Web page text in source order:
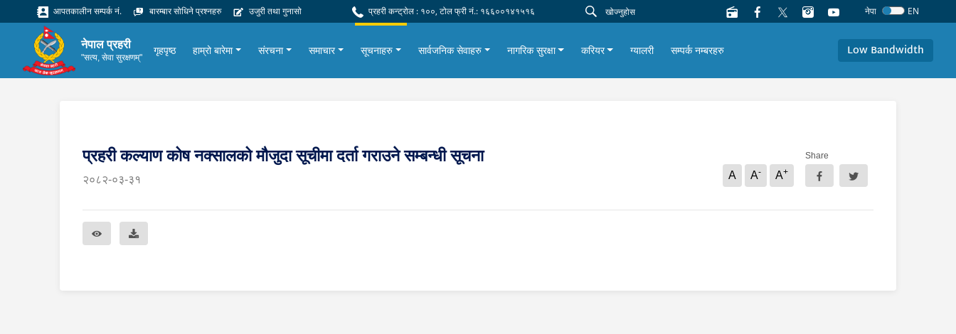
आपतकालीन सम्पर्क नं. बारम्बार सोधिने प्रश्नहरु उजुरी तथा गुनासो प्रहरी कन्ट्रोल : १००, टोल फ्री नं.: १६६००१४१५१६ नेपा EN
नेपाल प्रहरी
"सत्य, सेवा सुरक्षणम्"
गृहपृष्ठ हाम्रो बारेमा संरचना समाचार सूचनाहरु सार्वजनिक सेवाहरु नागरिक सुरक्षा करियर ग्यालरी सम्पर्क नम्बरहरु Low Bandwidth
प्रहरी कल्याण कोष नक्सालको मौजुदा सूचीमा दर्ता गराउने सम्बन्धी सूचना
२०८२-०३-३१ A A- A+
Share